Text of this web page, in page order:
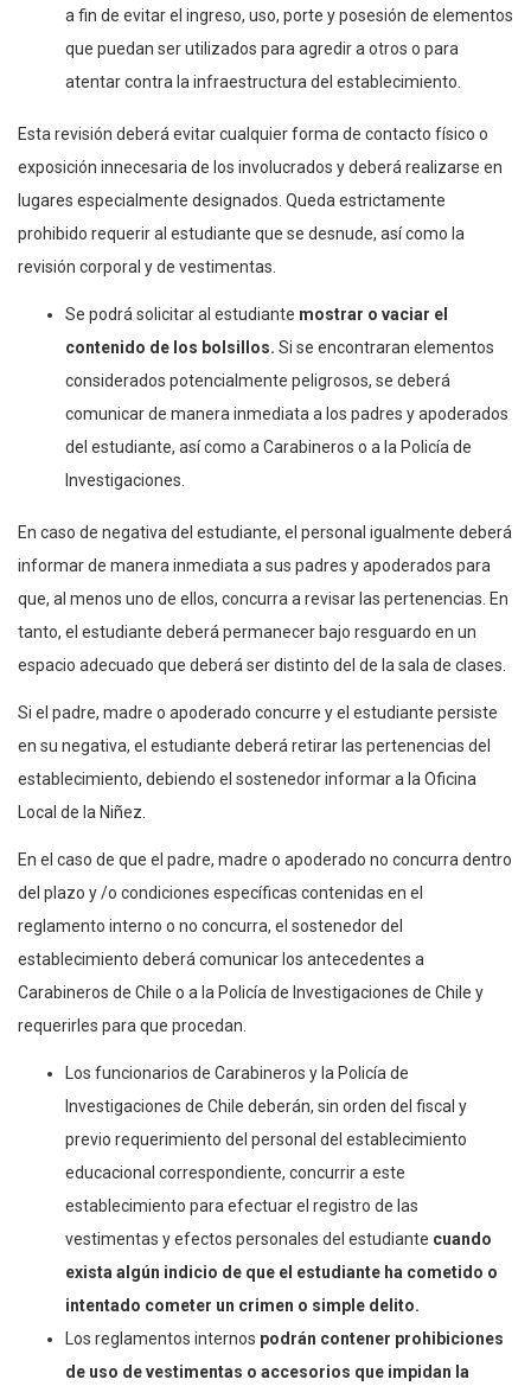
a fin de evitar el ingreso, uso, porte y posesión de elementos
que puedan ser utilizados para agredir a otros o para
atentar contra la infraestructura del establecimiento.
Esta revisión deberá evitar cualquier forma de contacto físico o
exposición innecesaria de los involucrados y deberá realizarse en
lugares especialmente designados. Queda estrictamente
prohibido requerir al estudiante que se desnude, así como la
revisión corporal y de vestimentas.
Se podrá solicitar al estudiante mostrar o vaciar el
contenido de los bolsillos. Si se encontraran elementos
considerados potencialmente peligrosos, se deberá
comunicar de manera inmediata a los padres y apoderados
del estudiante, así como a Carabineros o a la Policía de
Investigaciones.
En caso de negativa del estudiante, el personal igualmente deberá
informar de manera inmediata a sus padres y apoderados para
que, al menos uno de ellos, concurra a revisar las pertenencias. En
tanto, el estudiante deberá permanecer bajo resguardo en un
espacio adecuado que deberá ser distinto del de la sala de clases.
Si el padre, madre o apoderado concurre y el estudiante persiste
en su negativa, el estudiante deberá retirar las pertenencias del
establecimiento, debiendo el sostenedor informar a la Oficina
Local de la Niñez.
En el caso de que el padre, madre o apoderado no concurra dentro
del plazo y /o condiciones específicas contenidas en el
reglamento interno o no concurra, el sostenedor del
establecimiento deberá comunicar los antecedentes a
Carabineros de Chile o a la Policía de Investigaciones de Chile y
requerirles para que procedan.
Los funcionarios de Carabineros y la Policía de
Investigaciones de Chile deberán, sin orden del fiscal y
previo requerimiento del personal del establecimiento
educacional correspondiente, concurrir a este
establecimiento para efectuar el registro de las
vestimentas y efectos personales del estudiante cuando
exista algún indicio de que el estudiante ha cometido o
intentado cometer un crimen o simple delito.
Los reglamentos internos podrán contener prohibiciones
de uso de vestimentas o accesorios que impidan la